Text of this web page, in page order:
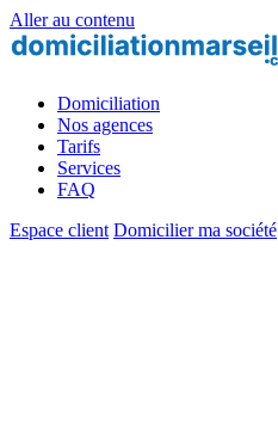
Aller au contenu
Domiciliation
Nos agences
Tarifs
Services
FAQ
Espace client Domicilier ma société